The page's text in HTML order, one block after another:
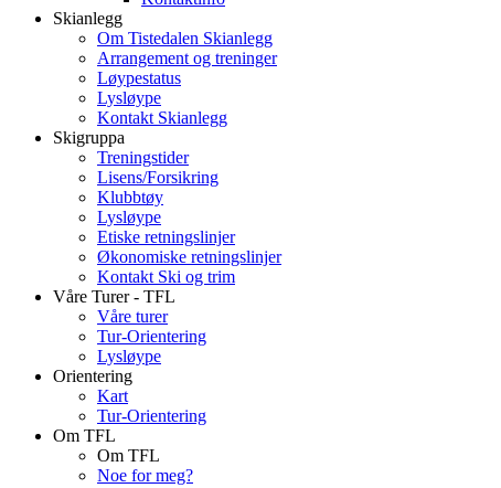
Skianlegg
Om Tistedalen Skianlegg
Arrangement og treninger
Løypestatus
Lysløype
Kontakt Skianlegg
Skigruppa
Treningstider
Lisens/Forsikring
Klubbtøy
Lysløype
Etiske retningslinjer
Økonomiske retningslinjer
Kontakt Ski og trim
Våre Turer - TFL
Våre turer
Tur-Orientering
Lysløype
Orientering
Kart
Tur-Orientering
Om TFL
Om TFL
Noe for meg?